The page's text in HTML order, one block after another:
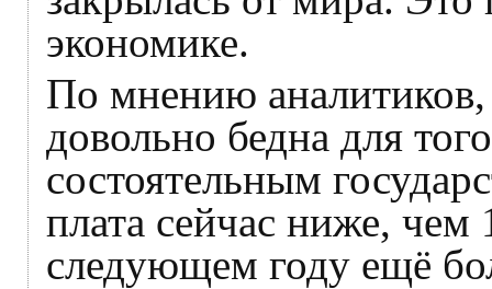
экономике.
По мнению аналитиков,
довольно бедна для
состоятельным
плата сейчас ниже, чем
следующем году ещё